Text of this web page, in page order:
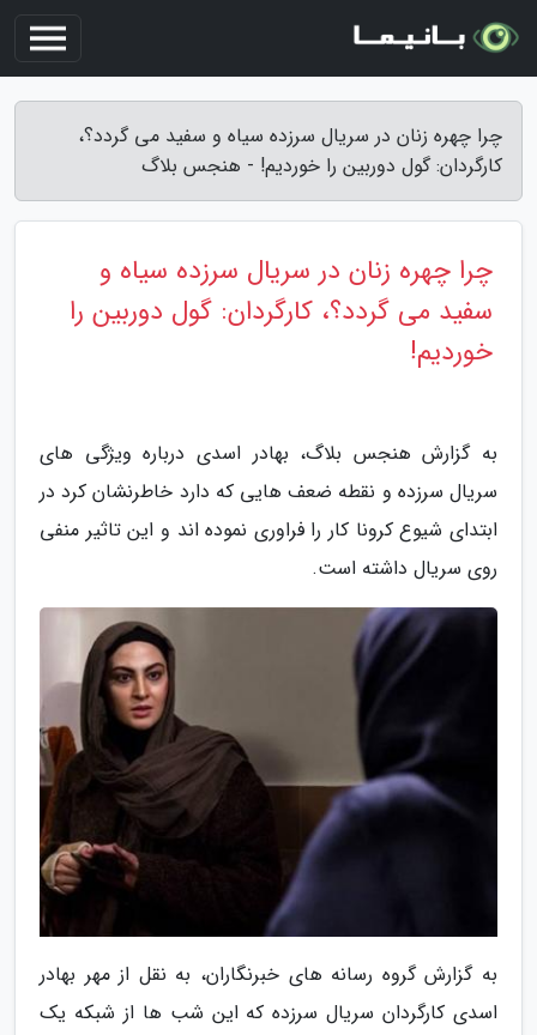
چرا چهره زنان در سریال سرزده سیاه و سفید می گردد؟،
کارگردان: گول دوربین را خوردیم! - هنجس بلاگ
چرا چهره زنان در سریال سرزده سیاه و
سفید می گردد؟، کارگردان: گول دوربین را
خوردیم!
به گزارش هنجس بلاگ، بهادر اسدی درباره ویژگی های
سریال سرزده و نقطه ضعف هایی که دارد خاطرنشان کرد در
ابتدای شیوع کرونا کار را فراوری نموده اند و این تاثیر منفی
روی سریال داشته است.
به گزارش گروه رسانه های خبرنگاران، به نقل از مهر بهادر
اسدی کارگردان سریال سرزده که این شب ها از شبکه یک